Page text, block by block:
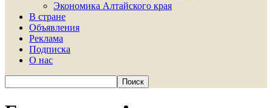
Экономика Алтайского края
В стране
Объявления
Реклама
Подписка
О нас